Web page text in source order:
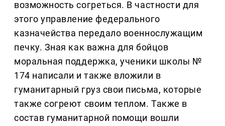
возможность согреться. В частности для
этого управление федерального
казначейства передало военнослужащим
печку. Зная как важна для бойцов
моральная поддержка, ученики школы №
174 написали и также вложили в
гуманитарный груз свои письма, которые
также согреют своим теплом. Также в
состав гуманитарной помощи вошли